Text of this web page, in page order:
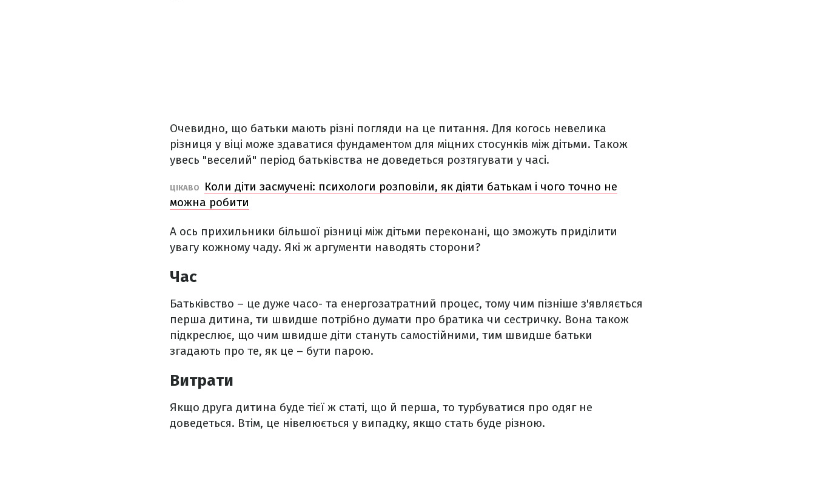
Очевидно, що батьки мають різні погляди на це питання. Для когось невелика
різниця у віці може здаватися фундаментом для міцних стосунків між дітьми. Також
увесь "веселий" період батьківства не доведеться розтягувати у часі.
ЦІКАВО
Коли діти засмучені: психологи розповіли, як діяти батькам і чого точно не
можна робити
А ось прихильники більшої різниці між дітьми переконані, що зможуть приділити
увагу кожному чаду. Які ж аргументи наводять сторони?
Час
Батьківство – це дуже часо- та енергозатратний процес, тому чим пізніше з'являється
перша дитина, ти швидше потрібно думати про братика чи сестричку. Вона також
підкреслює, що чим швидше діти стануть самостійними, тим швидше батьки
згадають про те, як це – бути парою.
Витрати
Якщо друга дитина буде тієї ж статі, що й перша, то турбуватися про одяг не
доведеться. Втім, це нівелюється у випадку, якщо стать буде різною.